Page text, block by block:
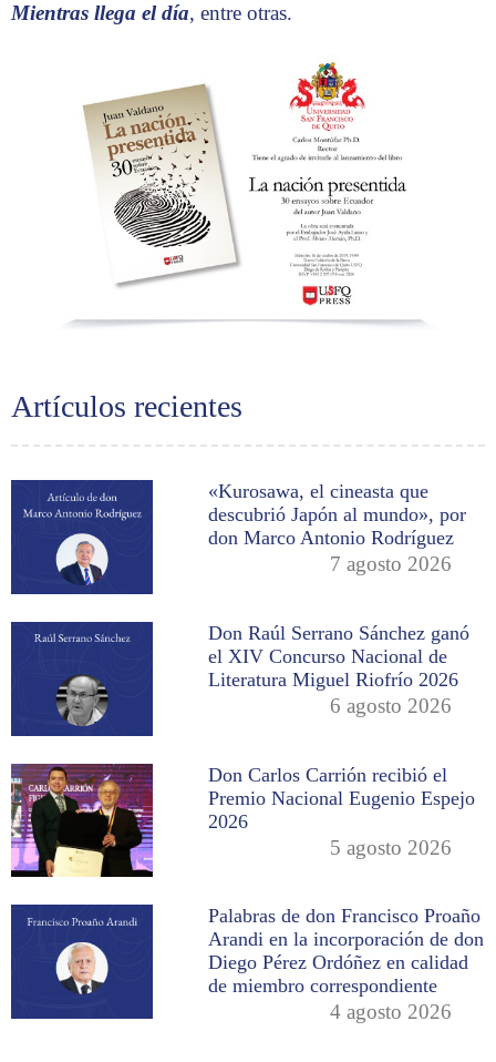
Artículos recientes
«Kurosawa, el cineasta que
descubrió Japón al mundo», por
don Marco Antonio Rodríguez
7 agosto 2026
Don Raúl Serrano Sánchez ganó
el XIV Concurso Nacional de
Literatura Miguel Riofrío 2026
6 agosto 2026
Don Carlos Carrión recibió el
Premio Nacional Eugenio Espejo
2026
5 agosto 2026
Palabras de don Francisco Proaño
Arandi en la incorporación de don
Diego Pérez Ordóñez en calidad
de miembro correspondiente
4 agosto 2026
Mientras llega el día, entre otras.